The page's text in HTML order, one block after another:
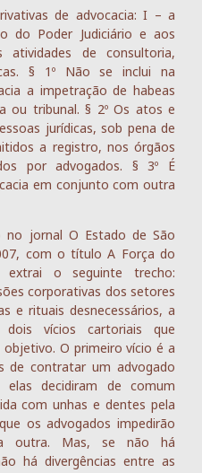
de advocacia: I – a
do Poder Judiciário e aos
de consultoria,
§ 1º Não se inclui na
a impetração de habeas
ou tribunal. § 2º Os atos e
jurídicas, sob pena de
a registro, nos órgãos
por advogados. § 3º É
em conjunto com outra
no jornal O Estado de São
com o título A Força do
o seguinte trecho:
corporativas dos setores
e rituais desnecessários, a
vícios cartoriais que
O primeiro vício é a
de contratar um advogado
decidiram de comum
com unhas e dentes pela
os advogados impedirão
outra. Mas, se não há
há divergências entre as